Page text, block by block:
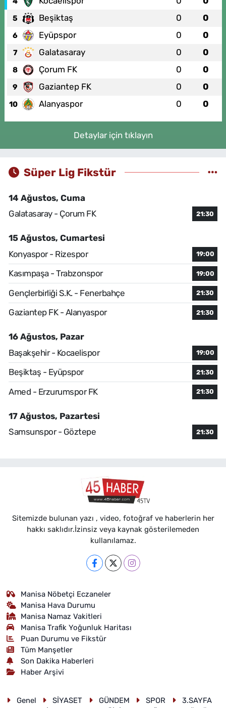
5 Beşiktaş 0 0
6 Eyüpspor 0 0
7 Galatasaray 0 0
8 Çorum FK 0 0
9 Gaziantep FK 0 0
10 Alanyaspor 0 0
Detaylar için tıklayın
Süper Lig Fikstür
14 Ağustos, Cuma
Galatasaray - Çorum FK
21:30
15 Ağustos, Cumartesi
Konyaspor - Rizespor
19:00
Kasımpaşa - Trabzonspor 19:00
Gençlerbirliği S.K. - Fenerbahçe 21:30
Gaziantep FK - Alanyaspor 21:30
16 Ağustos, Pazar
Başakşehir - Kocaelispor
19:00
Beşiktaş - Eyüpspor 21:30
Amed - Erzurumspor FK 21:30
17 Ağustos, Pazartesi
Samsunspor - Göztepe
21:30
Sitemizde bulunan yazı , video, fotoğraf ve haberlerin her
hakkı saklıdır.İzinsiz veya kaynak gösterilemeden
kullanılamaz.
Manisa Nöbetçi Eczaneler
Manisa Hava Durumu
Manisa Namaz Vakitleri
Manisa Trafik Yoğunluk Haritası
Puan Durumu ve Fikstür
Tüm Manşetler
Son Dakika Haberleri
Haber Arşivi
Genel SİYASET GÜNDEM SPOR
3.SAYFA